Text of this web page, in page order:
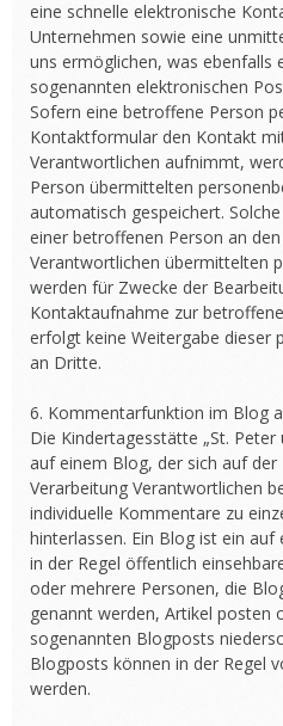
eine schnelle elektronische
Unternehmen sowie eine
uns ermöglichen, was ebenfalls
sogenannten elektronischen
Sofern eine betroffene Person
Kontaktformular den Kontakt
Verantwortlichen aufnimmt,
Person übermittelten
automatisch gespeichert.
einer betroffenen Person an
Verantwortlichen übermittelten
werden für Zwecke der
Kontaktaufnahme zur
erfolgt keine Weitergabe dieser
an Dritte.
6. Kommentarfunktion im Blog
Die Kindertagesstätte „St.
auf einem Blog, der sich auf
Verarbeitung Verantwortlichen
individuelle Kommentare zu
hinterlassen. Ein Blog ist ein
in der Regel öffentlich
oder mehrere Personen, die
genannt werden, Artikel posten
sogenannten Blogposts
Blogposts können in der Regel
werden.